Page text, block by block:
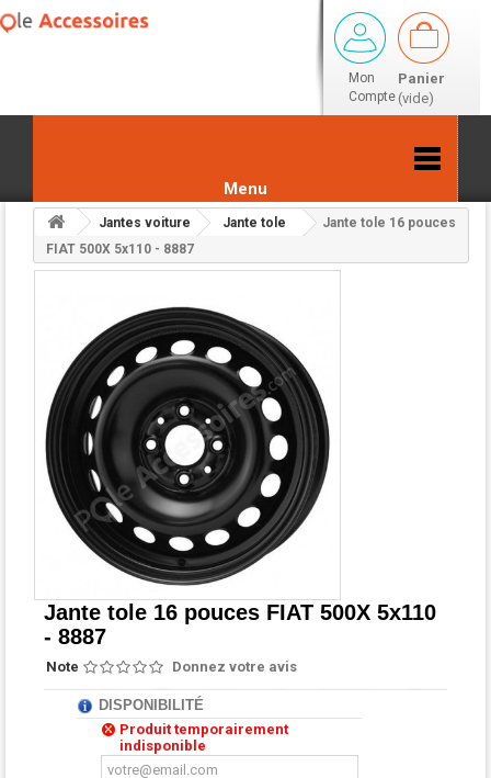
Mon
Compte
Panier
(vide)
Menu
Jantes voiture Jante tole
Jante tole 16 pouces
FIAT 500X 5x110 - 8887
Jante tole 16 pouces FIAT 500X 5x110
- 8887
Note Donnez votre avis
DISPONIBILITÉ
Produit temporairement
indisponible